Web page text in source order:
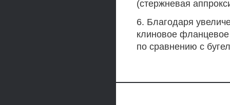
(стержневая
6. Благодаря
клиновое
по сравнению с